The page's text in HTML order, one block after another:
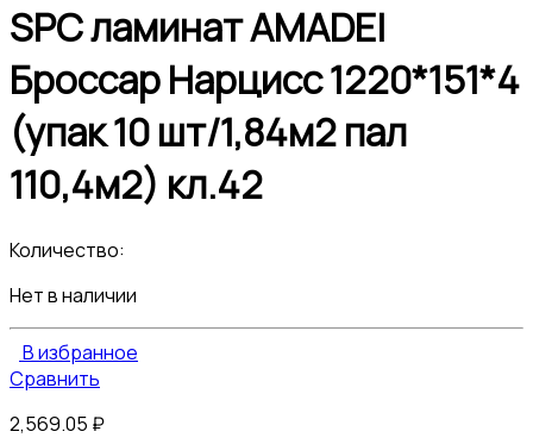
SPC ламинат AMADEI
Броссар Нарцисс 1220*151*4
(упак 10 шт/1,84м2 пал
110,4м2) кл.42
Количество:
Нет в наличии
В избранное
Сравнить
2,569.05 ₽